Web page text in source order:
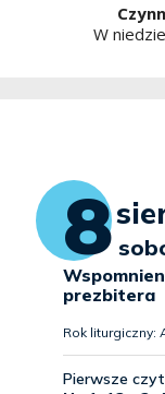
W